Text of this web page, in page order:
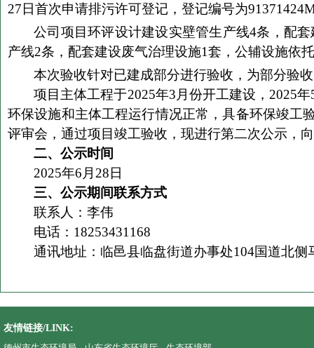
27 日首次申请排污许可登记，登记编号为
公司项目环评设计建设实壁管生产线4条， 配
产线2条， 配套建设废气治理设施1套，公辅设施依
本次验收针对已建成部分进行验收，为部分验
项目主体工程于2025年3 月份开工建设， 2025年
环保设施和主体工程运行情况正常，具备环保竣工
评审会，通过项目竣工验收，现进行第二次公示，
二、公示时间
2025年6 月 28 日
三、公示期间联系方式
联系人： 李伟
电话： 18253431168
通讯地址： 临邑县临盘街道办事处104国道北侧
友情链接/LINK: